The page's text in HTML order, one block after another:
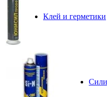
Клей и герметики